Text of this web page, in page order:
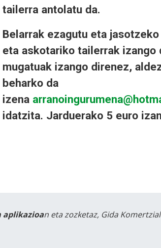
tailerra antolatu da.
Belarrak ezagutu eta
eta askotariko tailerrak izango
mugatuak izango direnez,
beharko da
izena
idatzita. Jarduerako 5 euro
aplikazioan eta zozketaz, Gida